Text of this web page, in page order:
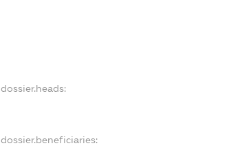
dossier.heads:
dossier.beneficiaries: